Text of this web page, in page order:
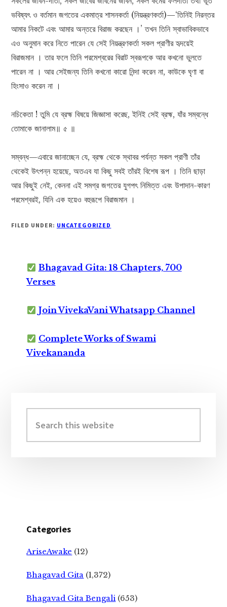
ভবিষ্যৎ ও বর্তমান জগতের একমাত্র শাসনকর্তা (নিয়ন্ত্রণকর্তা)—‘তিনিই নিরন্তর
আমার নিকটে এবং আমার অন্তরে বিরাজ করছেন ।’ তখন তিনি স্বাভাবিকভাবে
এও অনুমান করে নিতে পারেন যে সেই নিয়ন্ত্রণকর্তা সকল প্রাণীর হৃদয়েই
বিরাজমান । তার ফলে তিনি পরমেশ্বরের বিরাট স্বরূপকে আর কখনো ভুলতে
পারেন না । আর সেইজন্য তিনি কখনো কারো নিন্দা করেন না, কাউকে ঘৃণা বা
হিংসাও করেন না ।
নচিকেতা ! তুমি যে ব্রহ্ম বিষয়ে জিজ্ঞাসা করেছ, ইনিই সেই ব্রহ্ম, যাঁর সম্বন্ধে
তোমাকে জানালাম॥ ৫ ॥
সম্বন্ধ—এবারে জানাচ্ছেন যে, ব্রহ্ম থেকে স্থাবর পর্যন্ত সকল প্রাণী তাঁর
থেকেই উৎপন্ন হয়েছে, অতএব যা কিছু সবই তাঁরই বিশেষ রূপ । তিনি ছাড়া
আর কিছুই নেই, কেননা এই সমগ্র জগতের যুগপৎ নিমিত্ত এবং উপাদান-কারণ
পরমেশ্বরই, যিনি এক হয়েও বহুরূপে বিরাজমান ।
FILED UNDER: UNCATEGORIZED
Bhagavad Gita: 18 Chapters, 700
Verses
Join VivekaVani Whatsapp Channel
Complete Works of Swami
Vivekananda
Sidebar
this
website
Categories
AriseAwake (12)
Bhagavad Gita (1,372)
Bhagavad Gita Bengali (653)